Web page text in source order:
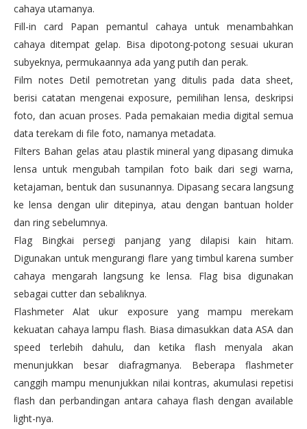
cahaya utamanya.
Fill-in card Papan pemantul cahaya untuk menambahkan
cahaya ditempat gelap. Bisa dipotong-potong sesuai ukuran
subyeknya, permukaannya ada yang putih dan perak.
Film notes Detil pemotretan yang ditulis pada data sheet,
berisi catatan mengenai exposure, pemilihan lensa, deskripsi
foto, dan acuan proses. Pada pemakaian media digital semua
data terekam di file foto, namanya metadata.
Filters Bahan gelas atau plastik mineral yang dipasang dimuka
lensa untuk mengubah tampilan foto baik dari segi warna,
ketajaman, bentuk dan susunannya. Dipasang secara langsung
ke lensa dengan ulir ditepinya, atau dengan bantuan holder
dan ring sebelumnya.
Flag Bingkai persegi panjang yang dilapisi kain hitam.
Digunakan untuk mengurangi flare yang timbul karena sumber
cahaya mengarah langsung ke lensa. Flag bisa digunakan
sebagai cutter dan sebaliknya.
Flashmeter Alat ukur exposure yang mampu merekam
kekuatan cahaya lampu flash. Biasa dimasukkan data ASA dan
speed terlebih dahulu, dan ketika flash menyala akan
menunjukkan besar diafragmanya. Beberapa flashmeter
canggih mampu menunjukkan nilai kontras, akumulasi repetisi
flash dan perbandingan antara cahaya flash dengan available
light-nya.